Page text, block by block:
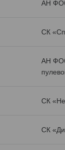
АН
СК
АН
СК
СК